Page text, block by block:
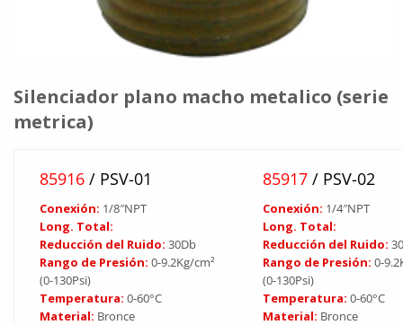
Silenciador plano macho metalico (serie
metrica)
85916 / PSV-01
Conexión: 1/8″NPT
Long. Total:
Reducción del Ruido: 30Db
Rango de Presión: 0-9.2Kg/cm²
(0-130Psi)
Temperatura: 0-60°C
Material: Bronce
85917 / PSV-02
Conexión: 1/4″NPT
Long. Total:
Reducción del Ruido:
Rango de Presión: 0-
(0-130Psi)
Temperatura: 0-60°C
Material: Bronce